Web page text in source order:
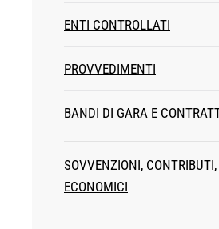
ENTI CONTROLLATI
PROVVEDIMENTI
BANDI DI GARA E
SOVVENZIONI,
ECONOMICI